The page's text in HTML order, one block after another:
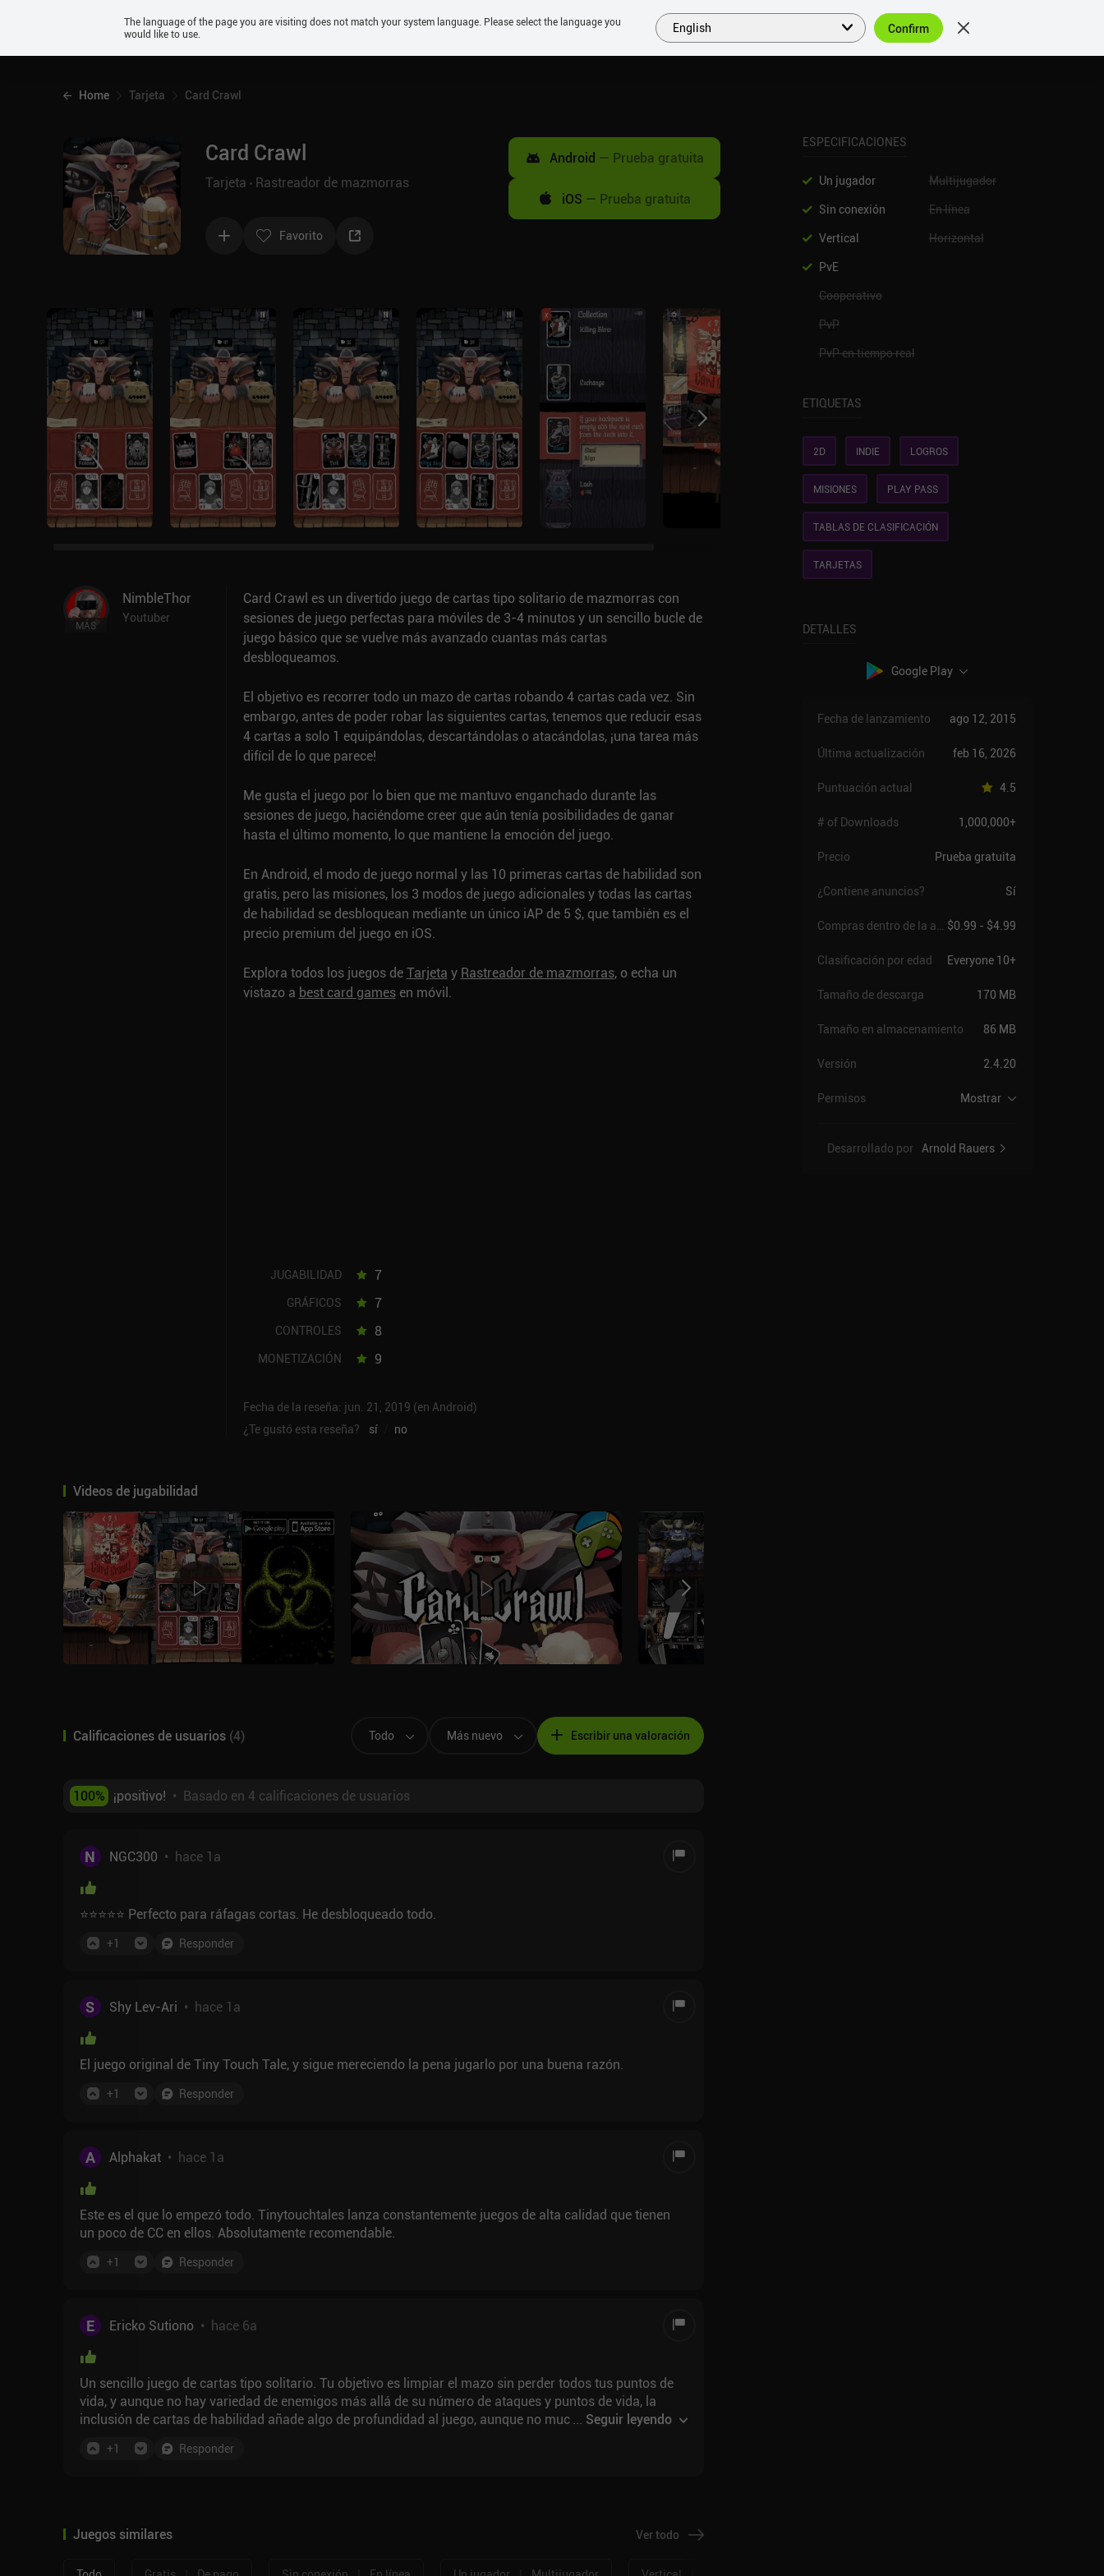
Android
PRÓXIMOS SIMILARES COLECCIONES TOP ES
Home Tarjeta Card Crawl
Card Crawl
Tarjeta Rastreador de mazmorras
Favorito
Android — Prueba gratuita
iOS — Prueba gratuita
MÁS
NimbleThor
Youtuber
Card Crawl es un divertido juego de cartas tipo solitario de mazmorras con
sesiones de juego perfectas para móviles de 3-4 minutos y un sencillo bucle de
juego básico que se vuelve más avanzado cuantas más cartas
desbloqueamos.
El objetivo es recorrer todo un mazo de cartas robando 4 cartas cada vez. Sin
embargo, antes de poder robar las siguientes cartas, tenemos que reducir esas
4 cartas a solo 1 equipándolas, descartándolas o atacándolas, ¡una tarea más
difícil de lo que parece!
Me gusta el juego por lo bien que me mantuvo enganchado durante las
sesiones de juego, haciéndome creer que aún tenía posibilidades de ganar
hasta el último momento, lo que mantiene la emoción del juego.
En Android, el modo de juego normal y las 10 primeras cartas de habilidad son
gratis, pero las misiones, los 3 modos de juego adicionales y todas las cartas
de habilidad se desbloquean mediante un único iAP de 5 $, que también es el
precio premium del juego en iOS.
Explora todos los juegos deTarjeta y Rastreador de mazmorras, o echa un
vistazo a best card gamesen móvil.
JUGABILIDAD 7
GRÁFICOS 7
CONTROLES 8
MONETIZACIÓN 9
Fecha de la reseña: jun. 21, 2019 (en Android)
¿Te gustó esta reseña?
sí no
Videos de jugabilidad
Calificaciones de usuarios (4) Todo Más nuevo Escribir una valoración
100% ¡positivo! • Basado en 4 calificaciones de usuarios
N NGC300 • hace 1a
⭐⭐⭐⭐⭐ Perfecto para ráfagas cortas. He desbloqueado todo.
+1 Responder
S Shy Lev-Ari • hace 1a
El juego original de Tiny Touch Tale, y sigue mereciendo la pena jugarlo por una buena razón.
+1 Responder
A Alphakat• hace 1a
Este es el que lo empezó todo. Tinytouchtales lanza constantemente juegos de alta calidad que tienen
un poco de CC en ellos. Absolutamente recomendable.
+1 Responder
E Ericko Sutiono• hace 6a
Un sencillo juego de cartas tipo solitario. Tu objetivo es limpiar el mazo sin perder todos tus puntos de
vida, y aunque no hay variedad de enemigos más allá de su número de ataques y puntos de vida, la
inclusión de cartas de habilidad añade algo de profundidad al juego, aunque no mucha. En general, lo
Maze Machina.
... Seguir leyendo
+1 Responder
Juegos similares Ver todo
ESPECIFICACIONES
Un jugador
Multijugador
Sin conexión
En línea
Vertical
Horizontal
PvE
Cooperativo
PvP
PvP en tiempo real
ETIQUETAS
2D INDIE LOGROS
MISIONES PLAY PASS
TABLAS DE CLASIFICACIÓN
TARJETAS
DETALLES
Google Play
Fecha de lanzamiento ago 12, 2015
Última actualización feb 16, 2026
Puntuación actual 4.5
# of Downloads 1,000,000+
Precio Prueba gratuita
¿Contiene anuncios? Sí
Compras dentro de la app $0.99 - $4.99
Clasificación por edad Everyone 10+
Tamaño de descarga 170 MB
Tamaño en almacenamiento 86 MB
Versión 2.4.20
Permisos Mostrar
Desarrollado por Arnold Rauers
The language of the page you are visiting does not match your system language. Please select the language you
would like to use.
English Confirm